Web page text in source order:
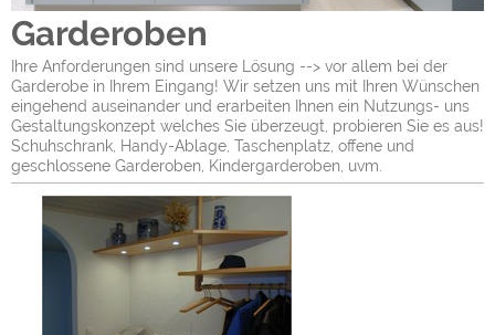
Garderoben
Ihre Anforderungen sind unsere Lösung --> vor allem bei der
Garderobe in Ihrem Eingang! Wir setzen uns mit Ihren Wünschen
eingehend auseinander und erarbeiten Ihnen ein Nutzungs- uns
Gestaltungskonzept welches Sie überzeugt, probieren Sie es aus!
Schuhschrank, Handy-Ablage, Taschenplatz, offene und
geschlossene Garderoben, Kindergarderoben, uvm.